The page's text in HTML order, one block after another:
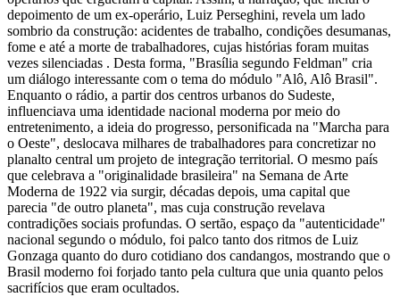
depoimento de um ex-operário, Luiz Perseghini, revela um lado
sombrio da construção: acidentes de trabalho, condições desumanas,
fome e até a morte de trabalhadores, cujas histórias foram muitas
vezes silenciadas . Desta forma, "Brasília segundo Feldman" cria
um diálogo interessante com o tema do módulo "Alô, Alô Brasil".
Enquanto o rádio, a partir dos centros urbanos do Sudeste,
influenciava uma identidade nacional moderna por meio do
entretenimento, a ideia do progresso, personificada na "Marcha para
o Oeste", deslocava milhares de trabalhadores para concretizar no
planalto central um projeto de integração territorial. O mesmo país
que celebrava a "originalidade brasileira" na Semana de Arte
Moderna de 1922 via surgir, décadas depois, uma capital que
parecia "de outro planeta", mas cuja construção revelava
contradições sociais profundas. O sertão, espaço da "autenticidade"
nacional segundo o módulo, foi palco tanto dos ritmos de Luiz
Gonzaga quanto do duro cotidiano dos candangos, mostrando que o
Brasil moderno foi forjado tanto pela cultura que unia quanto pelos
sacrifícios que eram ocultados.